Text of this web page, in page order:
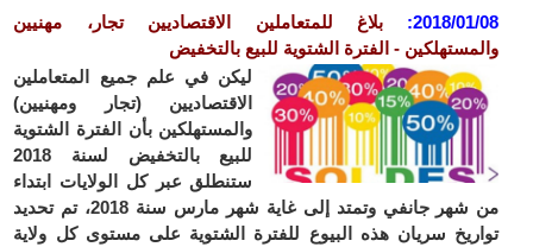
2018/01/08:
بلاغ للمتعاملين الاقتصاديين تجار، مهنيين
والمستهلكين - الفترة الشتوية للبيع بالتخفيض
ليكن في علم جميع المتعاملين
الاقتصاديين (تجار ومهنيين)
والمستهلكين بأن الفترة الشتوية
للبيع بالتخفيض لسنة 2018
ستنطلق عبر كل الولايات ابتداء
من شهر جانفي وتمتد إلى غاية شهر مارس سنة 2018، تم تحديد
تواريخ سريان هذه البيوع للفترة الشتوية على مستوى كل ولاية